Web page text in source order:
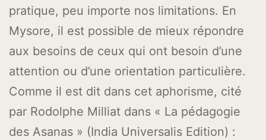
pratique, peu importe nos limitations. En
Mysore, il est possible de mieux répondre
aux besoins de ceux qui ont besoin d’une
attention ou d’une orientation particulière.
Comme il est dit dans cet aphorisme, cité
par Rodolphe Milliat dans « La pédagogie
des Asanas » (India Universalis Edition) :